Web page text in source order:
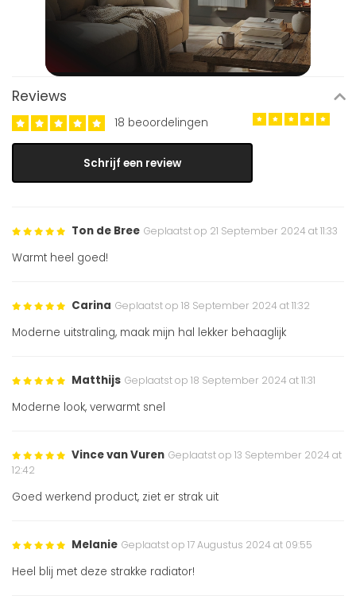
Reviews
18 beoordelingen
Schrijf een review
Ton de Bree Geplaatst op 21 September 2024 at 11:33
Warmt heel goed!
Carina Geplaatst op 18 September 2024 at 11:32
Moderne uitstraling, maak mijn hal lekker behaaglijk
Matthijs Geplaatst op 18 September 2024 at 11:31
Moderne look, verwarmt snel
Vince van Vuren Geplaatst op 13 September 2024 at
12:42
Goed werkend product, ziet er strak uit
Melanie Geplaatst op 17 Augustus 2024 at 09:55
Heel blij met deze strakke radiator!